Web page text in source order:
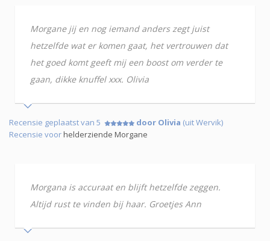
Morgane jij en nog iemand anders zegt juist
hetzelfde wat er komen gaat, het vertrouwen dat
het goed komt geeft mij een boost om verder te
gaan, dikke knuffel xxx. Olivia
Recensie geplaatst van 5 door Olivia (uit Wervik)
Recensie voorhelderziende Morgane
Morgana is accuraat en blijft hetzelfde zeggen.
Altijd rust te vinden bij haar. Groetjes Ann